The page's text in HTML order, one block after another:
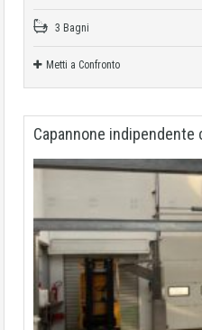
3 Bagni
Metti a Confronto
Capannone